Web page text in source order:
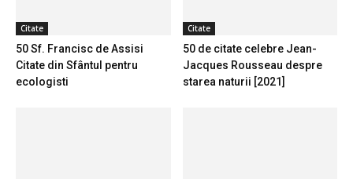
Citate
50 Sf. Francisc de Assisi
Citate din Sfântul pentru
ecologisti
Citate
50 de citate celebre Jean-
Jacques Rousseau despre
starea naturii [2021]